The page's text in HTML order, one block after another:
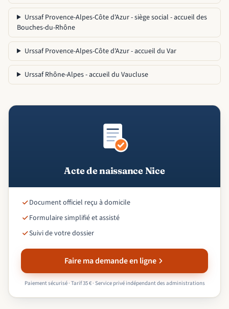
Urssaf Provence-Alpes-Côte d'Azur - siège social - accueil des
Bouches-du-Rhône
Urssaf Provence-Alpes-Côte d'Azur - accueil du Var
Urssaf Rhône-Alpes - accueil du Vaucluse
Acte de naissance Nice
Document officiel reçu à domicile
Formulaire simplifié et assisté
Suivi de votre dossier
Faire ma demande en ligne
Paiement sécurisé · Tarif 35 € · Service privé indépendant des administrations